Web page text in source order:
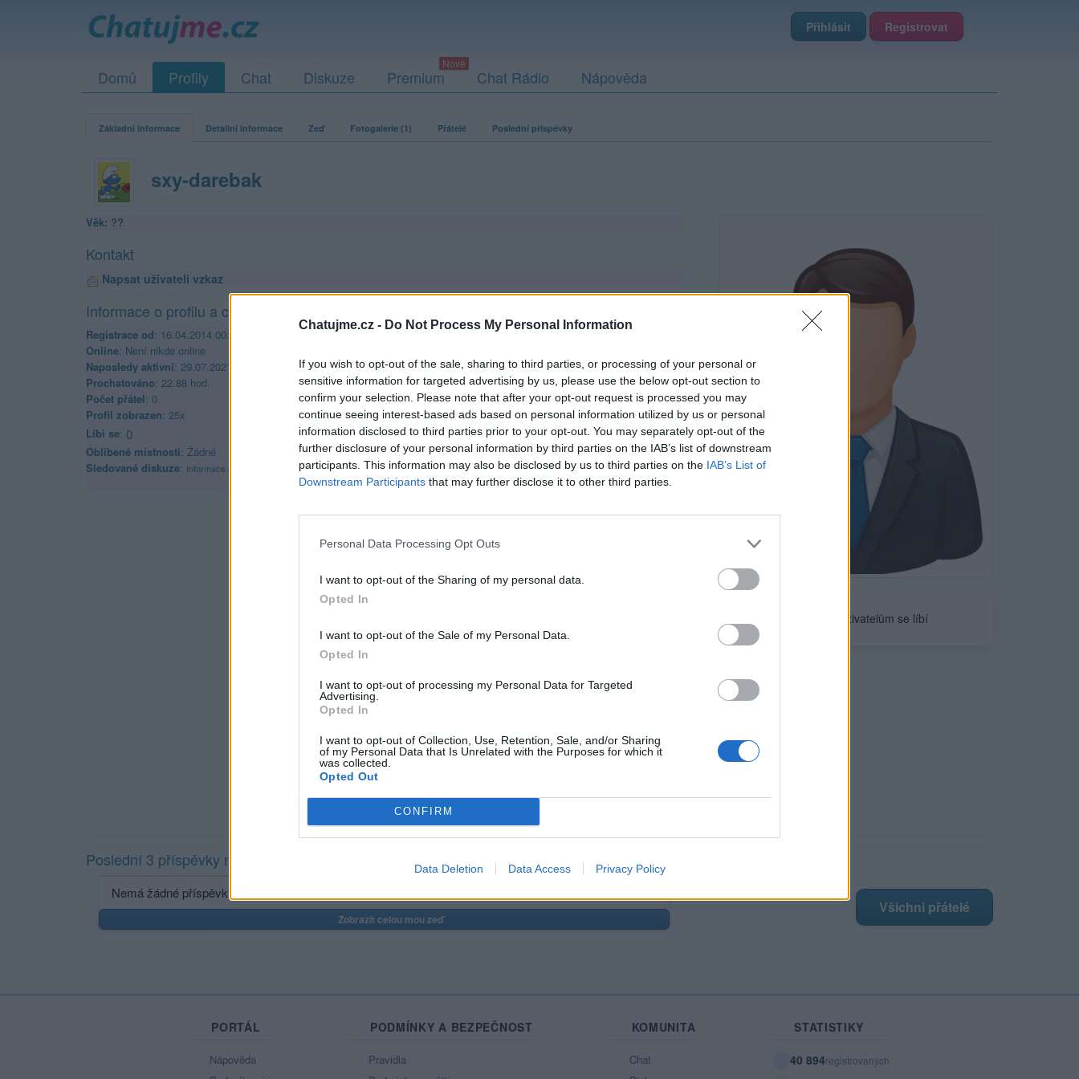
Chatujme.cz - Do Not Process My Personal Information
If you wish to opt-out of the sale, sharing to third parties, or processing of your personal or
sensitive information for targeted advertising by us, please use the below opt-out section to
confirm your selection. Please note that after your opt-out request is processed you may
continue seeing interest-based ads based on personal information utilized by us or personal
information disclosed to third parties prior to your opt-out. You may separately opt-out of the
further disclosure of your personal information by third parties on the IAB’s list of downstream
participants. This information may also be disclosed by us to third parties on the IAB’s List of
Downstream Participants that may further disclose it to other third parties.
Personal Data Processing Opt Outs
I want to opt-out of the Sharing of my personal data.
Opted In
I want to opt-out of the Sale of my Personal Data.
Opted In
I want to opt-out of processing my Personal Data for Targeted
Advertising.
Opted In
I want to opt-out of Collection, Use, Retention, Sale, and/or Sharing
of my Personal Data that Is Unrelated with the Purposes for which it
was collected.
Opted Out
CONFIRM
Data Deletion Data Access Privacy Policy
Přihlásit Registrovat
Domů Profily Chat Diskuze Premium Chat Rádio Nápověda
Základní informace Detailní informace Zeď Fotogalerie (1) Přátelé Poslední příspěvky
sxy-darebak
uživatelům se líbí
blabla
Věk: ??
Kontakt
Napsat uživateli vzkaz
Informace o profilu a chatu
Registrace od: 16.04.2014 00:03
Online: Není nikde online
Naposledy aktivní: 29.07.2021 17:30
Prochatováno: 22.88 hod.
Počet přátel: 0
Profil zobrazen: 25x
Líbí se: 0
Oblibené místnosti: Žádné
Sledované diskuze: Informace pro uživatele
Poslední 3 příspěvky na mé zdi
Nemá žádné příspěvky
Zobrazit celou mou zeď
Všichni přátelé
PORTÁL
Nápověda
PODMÍNKY A BEZPEČNOST
Pravidla
KOMUNITA
Chat
STATISTIKY
40 894registrovaných